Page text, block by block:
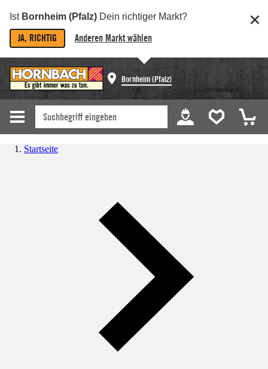
Ist Bornheim (Pfalz) Dein richtiger Markt?
JA, RICHTIG Anderen Markt wählen
Bornheim (Pfalz)
Startseite